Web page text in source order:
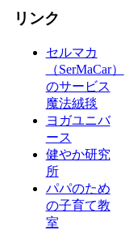
リンク
セルマカ
（SerMaCar）
のサービス
魔法絨毯
ヨガユニバ
ース
健やか研究
所
パパのため
の子育て教
室